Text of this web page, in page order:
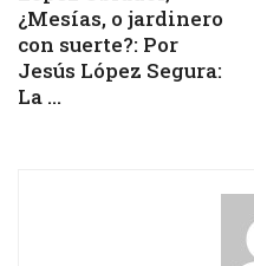
¿Mesías, o jardinero
con suerte?: Por
Jesús López Segura:
La ...